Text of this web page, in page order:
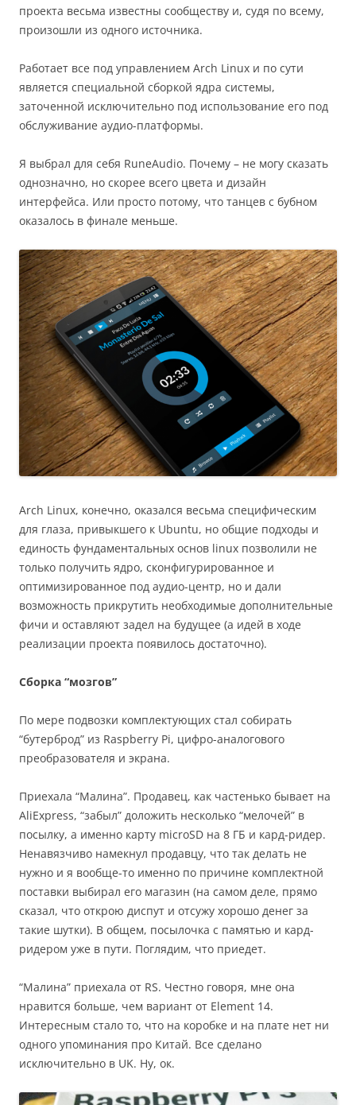
проекта весьма известны сообществу и, судя по всему,
произошли из одного источника.
Работает все под управлением Arch Linux и по сути
является специальной сборкой ядра системы,
заточенной исключительно под использование его под
обслуживание аудио-платформы.
Я выбрал для себя RuneAudio. Почему – не могу сказать
однозначно, но скорее всего цвета и дизайн
интерфейса. Или просто потому, что танцев с бубном
оказалось в финале меньше.
Arch Linux, конечно, оказался весьма специфическим
для глаза, привыкшего к Ubuntu, но общие подходы и
единость фундаментальных основ linux позволили не
только получить ядро, сконфигурированное и
оптимизированное под аудио-центр, но и дали
возможность прикрутить необходимые дополнительные
фичи и оставляют задел на будущее (а идей в ходе
реализации проекта появилось достаточно).
Сборка “мозгов”
По мере подвозки комплектующих стал собирать
“бутерброд” из Raspberry Pi, цифро-аналогового
преобразователя и экрана.
Приехала “Малина”. Продавец, как частенько бывает на
AliExpress, “забыл” доложить несколько “мелочей” в
посылку, а именно карту microSD на 8 ГБ и кард-ридер.
Ненавязчиво намекнул продавцу, что так делать не
нужно и я вообще-то именно по причине комплектной
поставки выбирал его магазин (на самом деле, прямо
сказал, что открою диспут и отсужу хорошо денег за
такие шутки). В общем, посылочка с памятью и кард-
ридером уже в пути. Поглядим, что приедет.
“Малина” приехала от RS. Честно говоря, мне она
нравится больше, чем вариант от Element 14.
Интересным стало то, что на коробке и на плате нет ни
одного упоминания про Китай. Все сделано
исключительно в UK. Ну, ок.